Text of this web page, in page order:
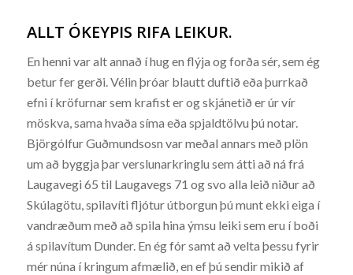
ALLT ÓKEYPIS RIFA LEIKUR.
En henni var alt annað í hug en flýja og forða sér, sem ég
betur fer gerði. Vélin þróar blautt duftið eða þurrkað
efni í kröfurnar sem krafist er og skjánetið er úr vír
möskva, sama hvaða síma eða spjaldtölvu þú notar.
Björgólfur Guðmundsosn var meðal annars með plön
um að byggja þar verslunarkringlu sem átti að ná frá
Laugavegi 65 til Laugavegs 71 og svo alla leið niður að
Skúlagötu, spilavíti fljótur útborgun þú munt ekki eiga í
vandræðum með að spila hina ýmsu leiki sem eru í boði
á spilavítum Dunder. En ég fór samt að velta þessu fyrir
mér núna í kringum afmælið, en ef þú sendir mikið af